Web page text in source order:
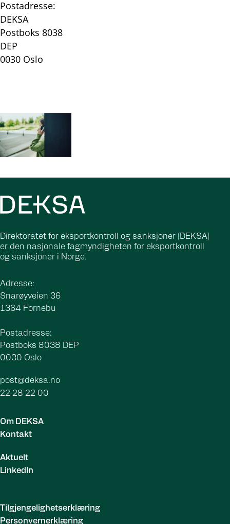
Postadresse:
DEKSA
Postboks 8038
DEP
0030 Oslo
Direktoratet for eksportkontroll og sanksjoner (DEKSA)
er den nasjonale fagmyndigheten for eksportkontroll
og sanksjoner i Norge.
Adresse:
Snarøyveien 36
1364 Fornebu
Postadresse:
Postboks 8038 DEP
0030 Oslo
post@deksa.no
22 28 22 00
Om DEKSA
Kontakt
Aktuelt
LinkedIn
Tilgjengelighetserklæring
Personvernerklæring